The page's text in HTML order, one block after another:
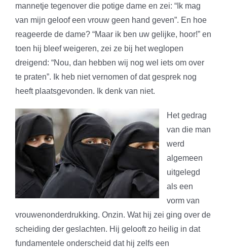
mannetje tegenover die potige dame en zei: “Ik mag
van mijn geloof een vrouw geen hand geven”. En hoe
reageerde de dame? “Maar ik ben uw gelijke, hoor!” en
toen hij bleef weigeren, zei ze bij het weglopen
dreigend: “Nou, dan hebben wij nog wel iets om over
te praten”. Ik heb niet vernomen of dat gesprek nog
heeft plaatsgevonden. Ik denk van niet.
Het gedrag
van die man
werd
algemeen
uitgelegd
als een
vorm van
vrouwenonderdrukking. Onzin. Wat hij zei ging over de
scheiding der geslachten. Hij gelooft zo heilig in dat
fundamentele onderscheid dat hij zelfs een